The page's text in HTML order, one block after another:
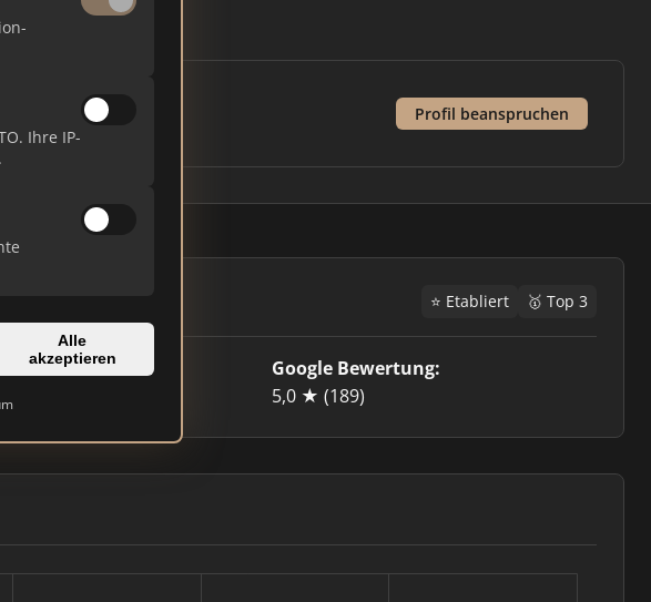
Ihre IP-
Alle
akzeptieren
Profil beanspruchen
⭐ Etabliert 🥇 Top 3
immobilien.de
Google Bewertung:
5,0 ★ (189)